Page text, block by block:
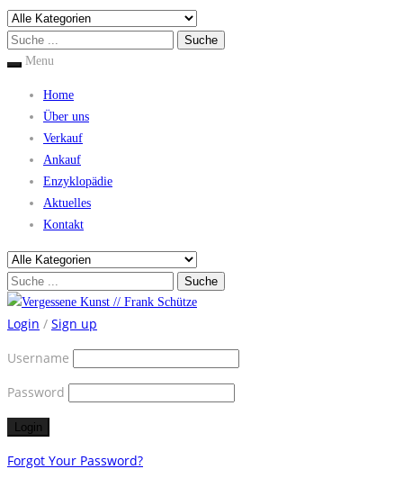
Menu
Home
Über uns
Verkauf
Ankauf
Enzyklopädie
Aktuelles
Kontakt
Login / Sign up
Username
Password
Forgot Your Password?